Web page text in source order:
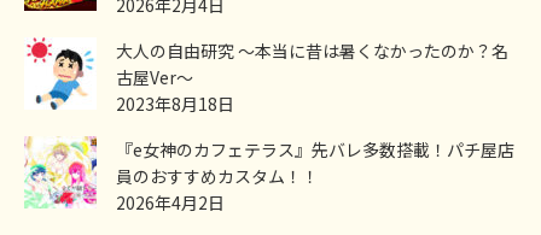
2026年2月4日
大人の自由研究 ～本当に昔は暑くなかったのか？名
古屋Ver～
2023年8月18日
『e女神のカフェテラス』先バレ多数搭載！パチ屋店
員のおすすめカスタム！！
2026年4月2日